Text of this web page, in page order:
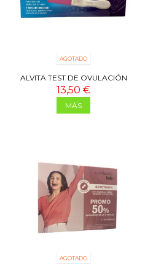
AGOTADO
ALVITA TEST DE OVULACIÓN
7U
13,50 €
MÁS
AGOTADO